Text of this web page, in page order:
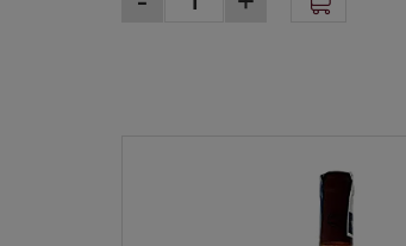
rijpend tot ze de complexiteit en